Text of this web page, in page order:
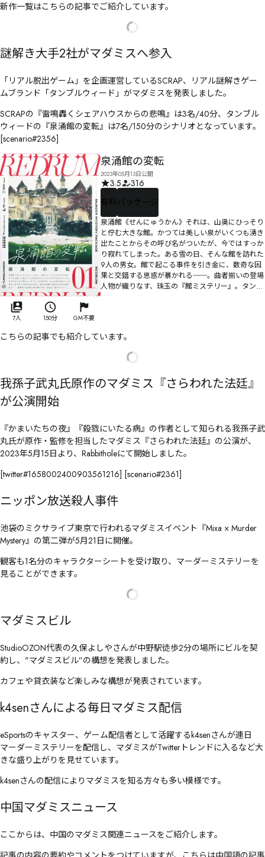
新作一覧はこちらの記事でご紹介しています。
謎解き大手2社がマダミスへ参入
「リアル脱出ゲーム」を企画運営しているSCRAP、リアル謎解きゲー
ムブランド「タンブルウィード」がマダミスを発表しました。
SCRAPの『雷鳴轟くシェアハウスからの悲鳴』は3名/40分、タンブル
ウィードの『泉涌館の変転』は7名/150分のシナリオとなっています。
[scenario#2356]
7人 150分 GM不要
泉涌館の変転
2023年05月13日公開
3.5
316
有料 パッケージ
泉涌館《せんにゅうかん》それは、山奥にひっそり
と佇む大きな館。かつては美しい泉がいくつも湧き
出たことからその呼び名がついたが、今ではすっか
り寂れてしまった。ある雪の日、そんな館を訪れた
9人の男女。館で起こる事件を引き金に、数奇な因
果と交錯する思惑が暴かれる──。曲者揃いの登場
人物が織りなす、珠玉の『館ミステリー』。タンブ
こちらの記事でも紹介しています。
我孫子武丸氏原作のマダミス『さらわれた法廷』
が公演開始
『かまいたちの夜』『殺戮にいたる病』の作者として知られる我孫子武
丸氏が原作・監修を担当したマダミス『さらわれた法廷』の公演が、
2023年5月15日より、Rabbitholeにて開始しました。
[twitter#1658002400903561216] [scenario#2361]
ニッポン放送殺人事件
池袋のミクサライブ東京で行われるマダミスイベント『Mixa × Murder
Mystery』の第二弾が5月21日に開催。
観客も1名分のキャラクターシートを受け取り、マーダーミステリーを
見ることができます。
マダミスビル
StudioOZON代表の久保よしやさんが中野駅徒歩2分の場所にビルを契
約し、"マダミスビル”の構想を発表しました。
カフェや貸衣装など楽しみな構想が発表されています。
k4senさんによる毎日マダミス配信
eSportsのキャスター、ゲーム配信者として活躍するk4senさんが連日
マーダーミステリーを配信し、マダミスがTwitterトレンドに入るなど大
きな盛り上がりを見せています。
k4senさんの配信によりマダミスを知る方々も多い模様です。
中国マダミスニュース
ここからは、中国のマダミス関連ニュースをご紹介します。